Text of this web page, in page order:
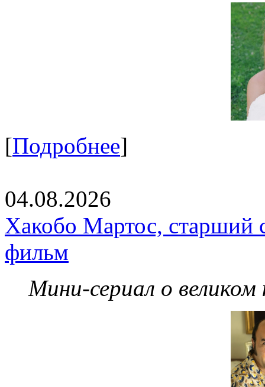
[Подробнее]
04.08.2026
Хакобо Мартос, старший
фильм
Мини-сериал о великом